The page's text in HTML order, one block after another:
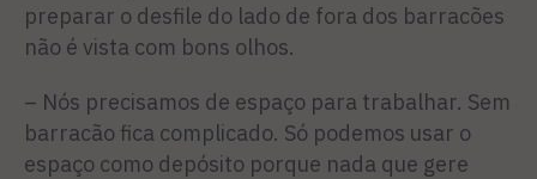
preparar o desfile do lado de fora dos barracões
não é vista com bons olhos.
– Nós precisamos de espaço para trabalhar. Sem
barracão fica complicado. Só podemos usar o
espaço como depósito porque nada que gere